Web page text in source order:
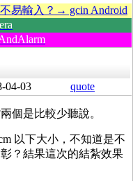
易輸入？→ gcin Android
04-03 quote
個是比較少聽說。
以下大小，不知道是不
？結果這次的結紮效果